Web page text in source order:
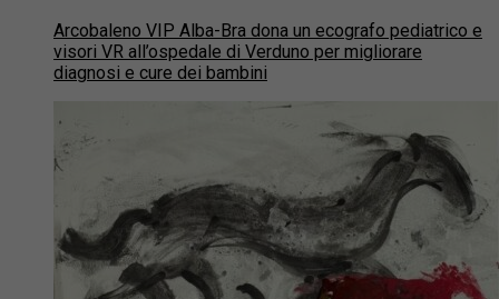
Arcobaleno VIP Alba-Bra dona un ecografo pediatrico e
visori VR all’ospedale di Verduno per migliorare
diagnosi e cure dei bambini